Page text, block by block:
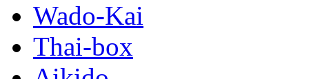
Wado-Kai
Thai-box